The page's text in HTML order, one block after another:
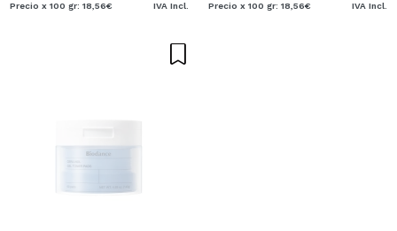
Precio x 100 gr: 18,56€ IVA Incl. Precio x 100 gr: 18,56€ IVA Incl.